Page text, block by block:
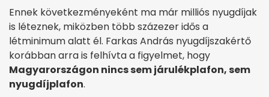
Ennek következményeként ma már milliós nyugdíjak
is léteznek, miközben több százezer idős a
létminimum alatt él. Farkas András nyugdíjszakértő
korábban arra is felhívta a figyelmet, hogy
Magyarországon nincs sem járulékplafon, sem
nyugdíjplafon.